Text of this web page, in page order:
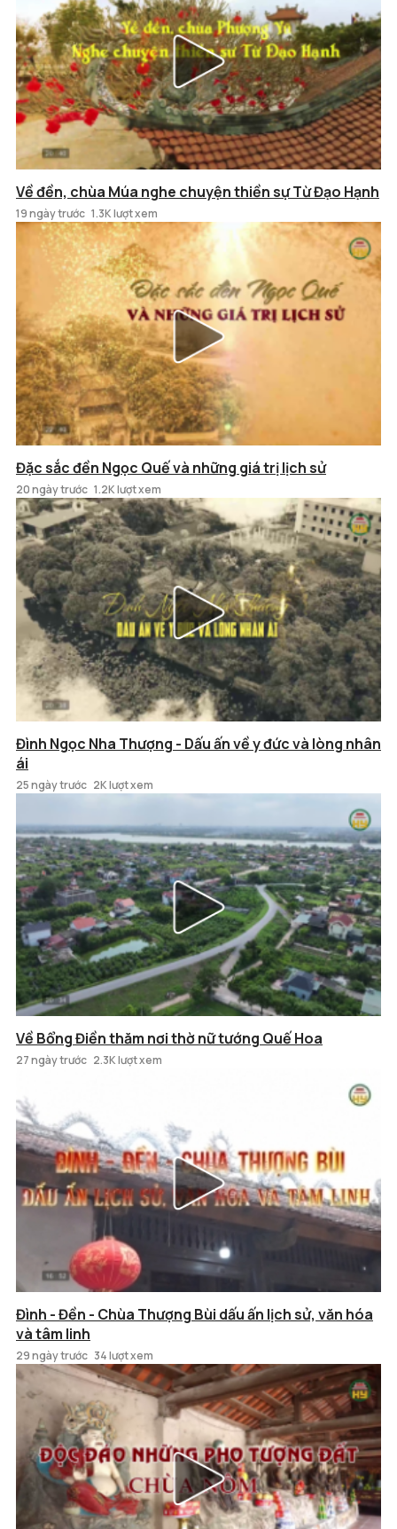
Về đền, chùa Múa nghe chuyện thiền sự Từ Đạo Hạnh
19 ngày trước 1.3K lượt xem
Đặc sắc đền Ngọc Quế và những giá trị lịch sử
20 ngày trước 1.2K lượt xem
Đình Ngọc Nha Thượng - Dấu ấn về y đức và lòng nhân
ái
25 ngày trước 2K lượt xem
Về Bổng Điền thăm nơi thờ nữ tướng Quế Hoa
27 ngày trước 2.3K lượt xem
Đình - Đền - Chùa Thượng Bùi dấu ấn lịch sử, văn hóa
và tâm linh
29 ngày trước 34 lượt xem